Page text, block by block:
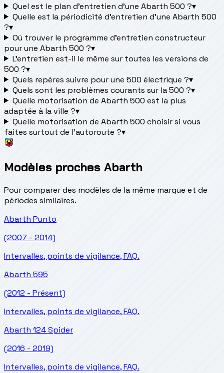
Quel est le plan d’entretien d’une Abarth 500 ?▾
Quelle est la périodicité d’entretien d’une Abarth 500
?▾
Où trouver le programme d’entretien constructeur
pour une Abarth 500 ?▾
L'entretien est-il le même sur toutes les versions de
500 ?▾
Quels repères suivre pour une 500 électrique ?▾
Quels sont les problèmes courants sur la 500 ?▾
Quelle motorisation de Abarth 500 est la plus
adaptée à la ville ?▾
Quelle motorisation de Abarth 500 choisir si vous
faites surtout de l'autoroute ?▾
Modèles proches Abarth
Pour comparer des modèles de la même marque et de
périodes similaires.
Abarth Punto
(2007 - 2014)
Intervalles, points de vigilance, FAQ.
Abarth 595
(2012 - Présent)
Intervalles, points de vigilance, FAQ.
Abarth 124 Spider
(2016 - 2019)
Intervalles, points de vigilance, FAQ.